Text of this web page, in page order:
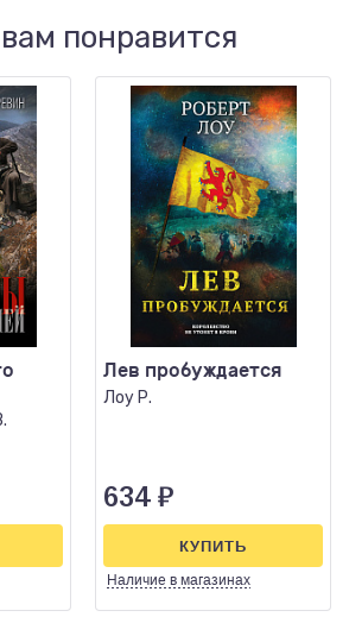
понравится
Лев пробуждается
Лоу Р.
634 ₽
Наличие в магазинах
КУПИТЬ